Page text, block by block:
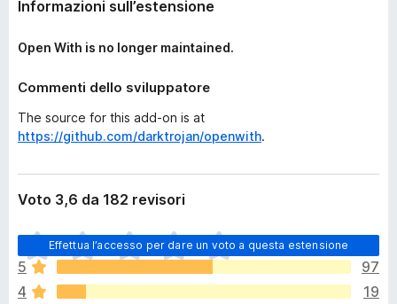
Informazioni sull’estensione
Open With is no longer maintained.
Commenti dello sviluppatore
The source for this add-on is at
https://github.com/darktrojan/openwith.
Voto 3,6 da 182 revisori
Effettua l’accesso per dare un voto a questa estensione
N
o
n
c
5
97
4
19